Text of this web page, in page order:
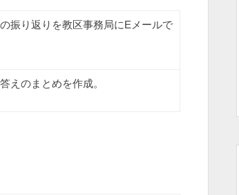
振り返りを教区事務局にEメールで
えのまとめを作成。